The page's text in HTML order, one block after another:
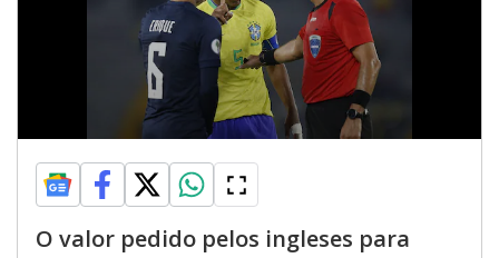
O valor pedido pelos ingleses para